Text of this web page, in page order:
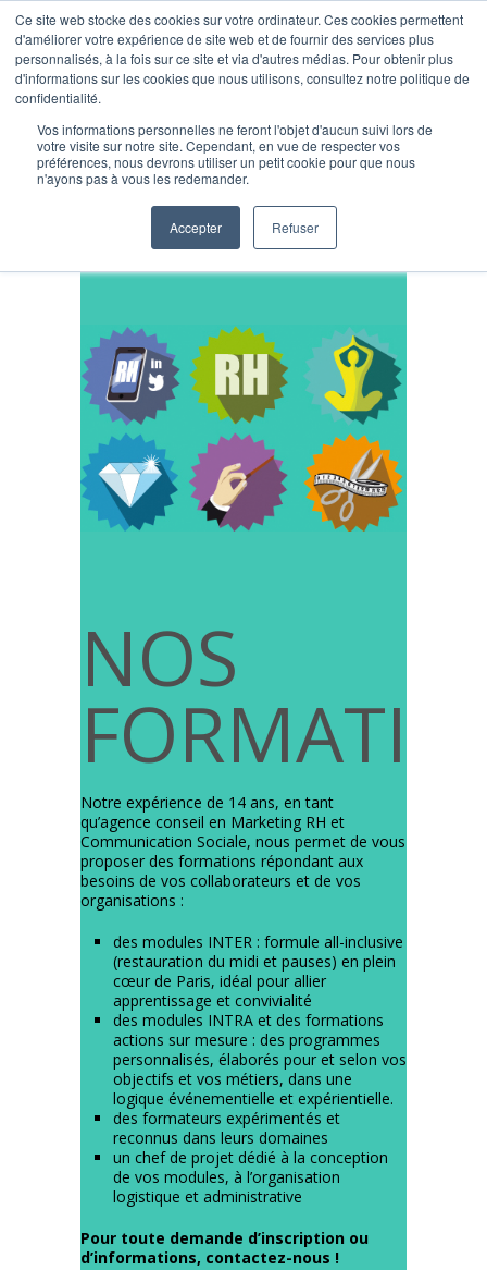
Ce site web stocke des cookies sur votre ordinateur. Ces cookies permettent
d'améliorer votre expérience de site web et de fournir des services plus
personnalisés, à la fois sur ce site et via d'autres médias. Pour obtenir plus
d'informations sur les cookies que nous utilisons, consultez notre politique de
confidentialité.
Vos informations personnelles ne feront l'objet d'aucun suivi lors de
votre visite sur notre site. Cependant, en vue de respecter vos
préférences, nous devrons utiliser un petit cookie pour que nous
n'ayons pas à vous les redemander.
Accepter Refuser
Formations
NOS
Notre expérience de 14 ans, en tant
qu’agence conseil en Marketing RH et
Communication Sociale, nous permet de vous
proposer des formations répondant aux
besoins de vos collaborateurs et de vos
organisations :
des modules INTER : formule all-inclusive
(restauration du midi et pauses) en plein
cœur de Paris, idéal pour allier
apprentissage et convivialité
des modules INTRA et des formations
actions sur mesure : des programmes
personnalisés, élaborés pour et selon vos
objectifs et vos métiers, dans une
logique événementielle et expérientielle.
des formateurs expérimentés et
reconnus dans leurs domaines
un chef de projet dédié à la conception
de vos modules, à l’organisation
logistique et administrative
Pour toute demande d’inscription ou
d’informations, contactez-nous !